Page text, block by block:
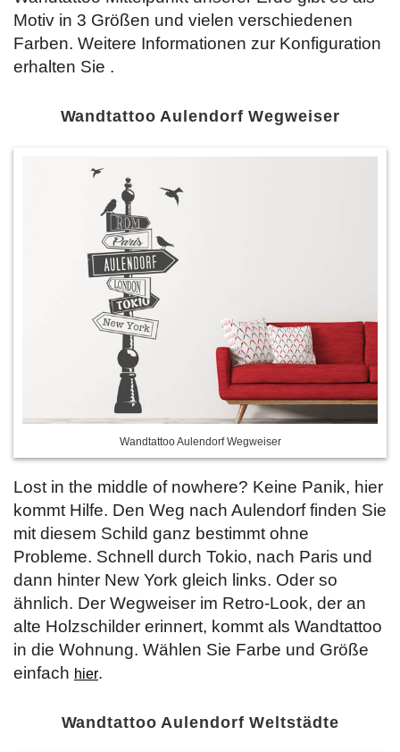
Motiv in 3 Größen und vielen verschiedenen
Farben. Weitere Informationen zur Konfiguration
erhalten Sie .
Wandtattoo Aulendorf Wegweiser
Wandtattoo Aulendorf Wegweiser
Lost in the middle of nowhere? Keine Panik, hier
kommt Hilfe. Den Weg nach Aulendorf finden Sie
mit diesem Schild ganz bestimmt ohne
Probleme. Schnell durch Tokio, nach Paris und
dann hinter New York gleich links. Oder so
ähnlich. Der Wegweiser im Retro-Look, der an
alte Holzschilder erinnert, kommt als Wandtattoo
in die Wohnung. Wählen Sie Farbe und Größe
einfach hier.
Wandtattoo Aulendorf Weltstädte